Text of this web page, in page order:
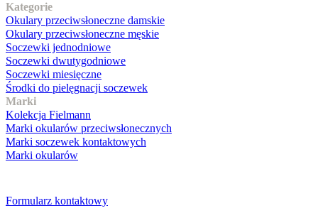
Kategorie
Okulary przeciwsłoneczne damskie
Okulary przeciwsłoneczne męskie
Soczewki jednodniowe
Soczewki dwutygodniowe
Soczewki miesięczne
Środki do pielęgnacji soczewek
Marki
Kolekcja Fielmann
Marki okularów przeciwsłonecznych
Marki soczewek kontaktowych
Marki okularów
Formularz kontaktowy